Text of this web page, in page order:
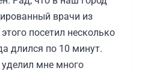
врачи из
посетил несколько
длился по 10 минут.
мне много